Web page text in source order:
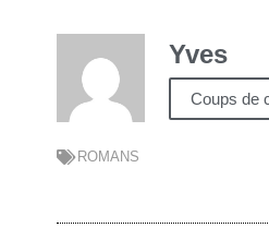
Yves
Coups de
ROMANS